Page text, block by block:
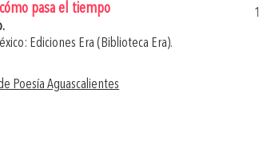
pasa el tiempo
Ediciones Era (Biblioteca Era).
Poesía Aguascalientes